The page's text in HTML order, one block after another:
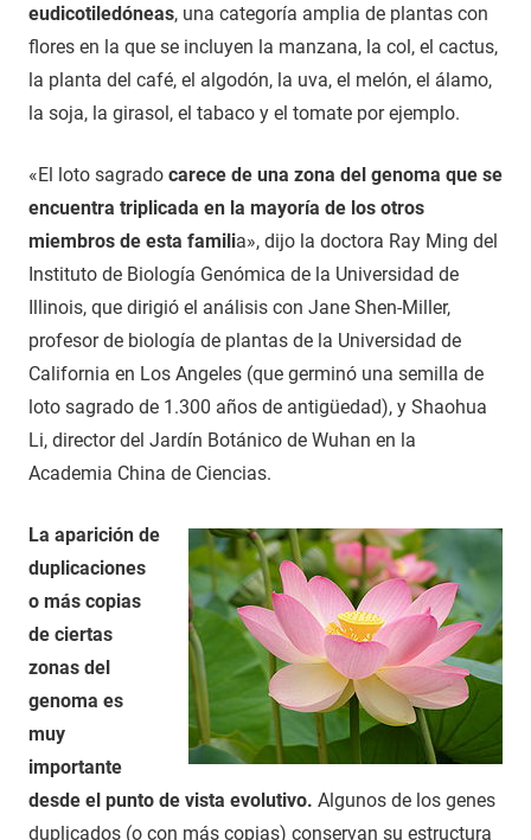
eudicotiledóneas, una categoría amplia de plantas con
flores en la que se incluyen la manzana, la col, el cactus,
la planta del café, el algodón, la uva, el melón, el álamo,
la soja, la girasol, el tabaco y el tomate por ejemplo.
«El loto sagrado carece de una zona del genoma que se
encuentra triplicada en la mayoría de los otros
miembros de esta familia», dijo la doctora Ray Ming del
Instituto de Biología Genómica de la Universidad de
Illinois, que dirigió el análisis con Jane Shen-Miller,
profesor de biología de plantas de la Universidad de
California en Los Angeles (que germinó una semilla de
loto sagrado de 1.300 años de antigüedad), y Shaohua
Li, director del Jardín Botánico de Wuhan en la
Academia China de Ciencias.
La aparición de
duplicaciones
o más copias
de ciertas
zonas del
genoma es
muy
importante
desde el punto de vista evolutivo. Algunos de los genes
duplicados (o con más copias) conservan su estructura